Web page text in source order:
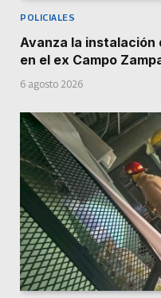
POLICIALES
Avanza la instalación
en el ex Campo
6 agosto 2026